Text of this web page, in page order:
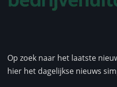
Op zoek naar het laatste
hier het dagelijkse nieuws